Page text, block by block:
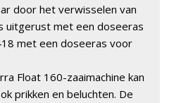
door het verwisselen van
uitgerust met een doseeras
met een doseeras voor
Float 160-zaaimachine kan
prikken en beluchten. De